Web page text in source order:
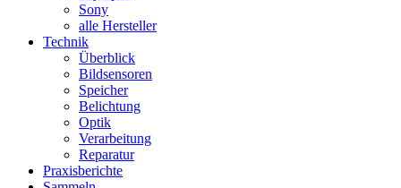
Sony
alle Hersteller
Technik
Überblick
Bildsensoren
Speicher
Belichtung
Optik
Verarbeitung
Reparatur
Praxisberichte